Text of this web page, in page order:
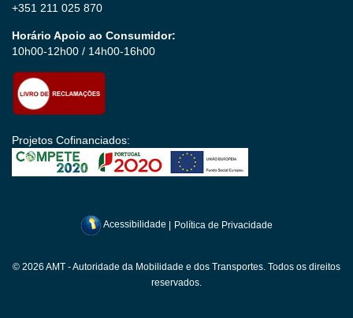
+351 211 025 870
Horário Apoio ao Consumidor:
10h00-12h00 / 14h00-16h00
Projetos Cofinanciados:
Acessibilidade | Política de Privacidade
© 2026 AMT - Autoridade da Mobilidade e dos Transportes. Todos os direitos
reservados.